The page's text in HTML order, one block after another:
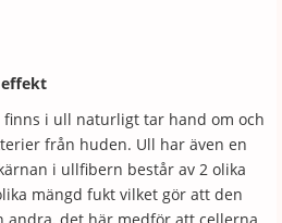
effekt
i ull naturligt tar hand om och
från huden. Ull har även en
i ullfibern består av 2 olika
mängd fukt vilket gör att den